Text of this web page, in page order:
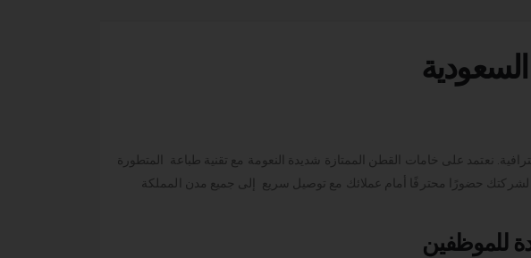
نعتمد على خامات القطن الممتازة شديدة النعومة مع تقنية طباعة المتطورة
لشركتك حضورًا محترفًا أمام عملائك مع توصيل سريع إلى جميع مدن المملكة
للموظفين